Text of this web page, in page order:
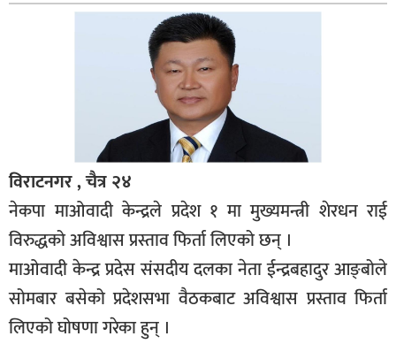
विराटनगर , चैत्र २४
नेकपा माओवादी केन्द्रले प्रदेश १ मा मुख्यमन्त्री शेरधन राई
विरुद्धको अविश्वास प्रस्ताव फिर्ता लिएको छन् ।
माओवादी केन्द्र प्रदेस संसदीय दलका नेता ईन्द्रबहादुर आङ्बोले
सोमबार बसेको प्रदेशसभा वैठकबाट अविश्वास प्रस्ताव फिर्ता
लिएको घोषणा गरेका हुन् ।